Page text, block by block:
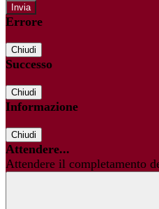
Errore
Chiudi
Successo
Chiudi
Informazione
Chiudi
Attendere...
Attendere il completamento